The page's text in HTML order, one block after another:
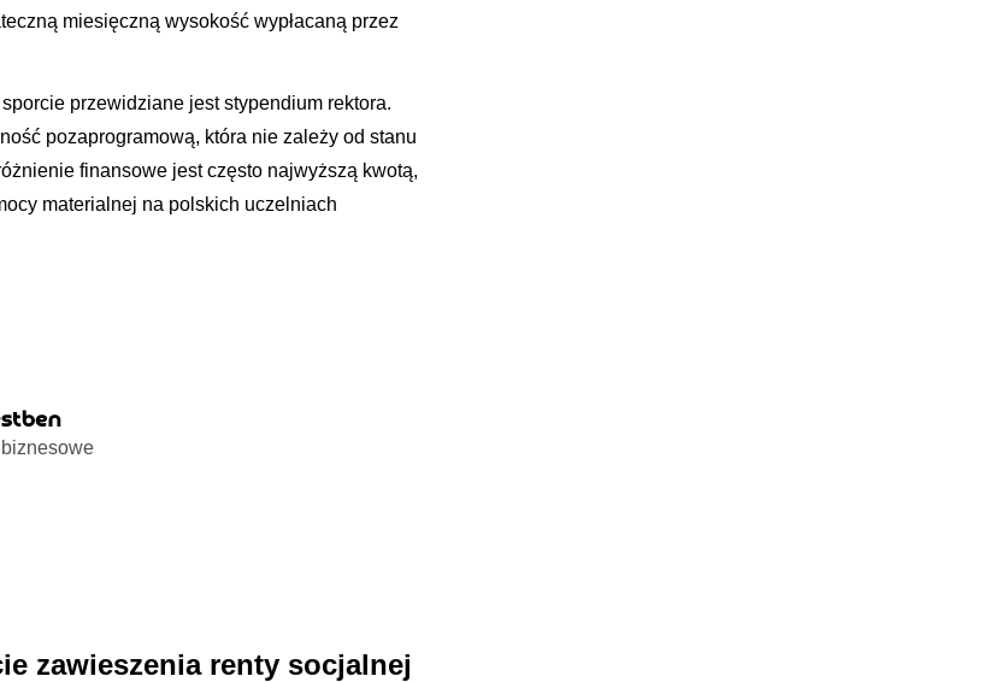
miesięczną wysokość wypłacaną przez
przewidziane jest stypendium rektora.
pozaprogramową, która nie zależy od stanu
finansowe jest często najwyższą kwotą,
materialnej na polskich uczelniach
zawieszenia renty socjalnej